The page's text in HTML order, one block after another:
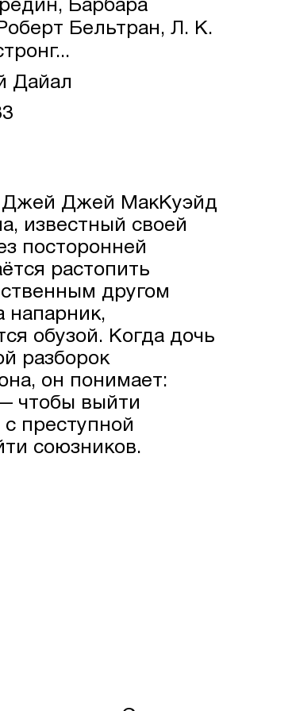
Барбара
Бельтран, Л. К.
Дайал
Джей Джей МакКуэйд
известный своей
посторонней
растопить
другом
напарник,
обузой. Когда дочь
разборок
он понимает:
чтобы выйти
преступной
союзников.